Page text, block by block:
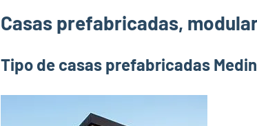
Casas prefabricadas,
Tipo de casas prefabricadas